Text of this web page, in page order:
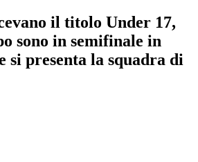
il titolo Under 17,
sono in semifinale in
si presenta la squadra di